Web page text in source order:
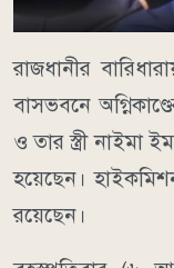
রাজধানীর
বাসভবনে
ও তার স্ত্রী নাইমা
হয়েছেন।
রয়েছেন।